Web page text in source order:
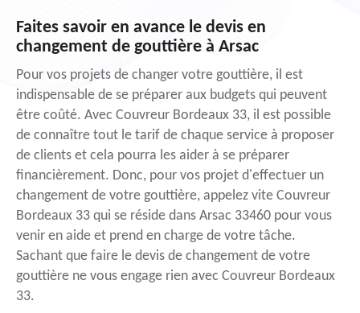
Faites savoir en avance le devis en
changement de gouttière à Arsac
Pour vos projets de changer votre gouttière, il est
indispensable de se préparer aux budgets qui peuvent
être coûté. Avec Couvreur Bordeaux 33, il est possible
de connaître tout le tarif de chaque service à proposer
de clients et cela pourra les aider à se préparer
financièrement. Donc, pour vos projet d'effectuer un
changement de votre gouttière, appelez vite Couvreur
Bordeaux 33 qui se réside dans Arsac 33460 pour vous
venir en aide et prend en charge de votre tâche.
Sachant que faire le devis de changement de votre
gouttière ne vous engage rien avec Couvreur Bordeaux
33.